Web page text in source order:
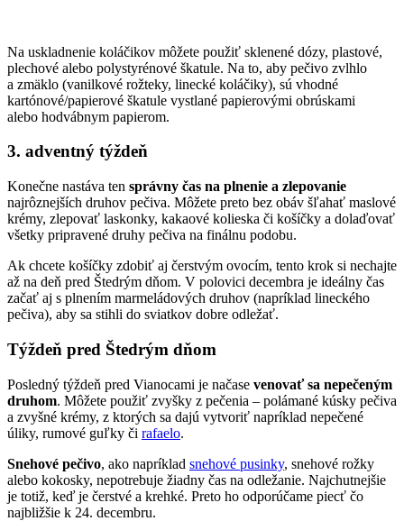
Na uskladnenie koláčikov môžete použiť sklenené dózy, plastové,
plechové alebo polystyrénové škatule. Na to, aby pečivo zvlhlo
a zmäklo (vanilkové rožteky, linecké koláčiky), sú vhodné
kartónové/papierové škatule vystlané papierovými obrúskami
alebo hodvábnym papierom.
3. adventný týždeň
Konečne nastáva ten správny čas na plnenie a zlepovanie
najrôznejších druhov pečiva. Môžete preto bez obáv šľahať maslové
krémy, zlepovať laskonky, kakaové kolieska či košíčky a dolaďovať
všetky pripravené druhy pečiva na finálnu podobu.
Ak chcete košíčky zdobiť aj čerstvým ovocím, tento krok si nechajte
až na deň pred Štedrým dňom. V polovici decembra je ideálny čas
začať aj s plnením marmeládových druhov (napríklad lineckého
pečiva), aby sa stihli do sviatkov dobre odležať.
Týždeň pred Štedrým dňom
Posledný týždeň pred Vianocami je načase venovať sa nepečeným
druhom. Môžete použiť zvyšky z pečenia – polámané kúsky pečiva
a zvyšné krémy, z ktorých sa dajú vytvoriť napríklad nepečené
úliky, rumové guľky či rafaelo.
Snehové pečivo, ako napríklad snehové pusinky, snehové rožky
alebo kokosky, nepotrebuje žiadny čas na odležanie. Najchutnejšie
je totiž, keď je čerstvé a krehké. Preto ho odporúčame piecť čo
najbližšie k 24. decembru.